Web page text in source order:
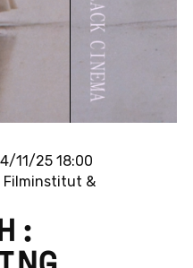
11/25 18:00
Filminstitut &